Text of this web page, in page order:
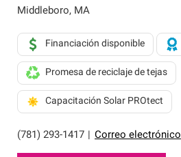
Middleboro, MA
(781) 293-1417 Correo electrónico
Financiación disponible
Promesa de reciclaje de tejas
Capacitación Solar PROtect